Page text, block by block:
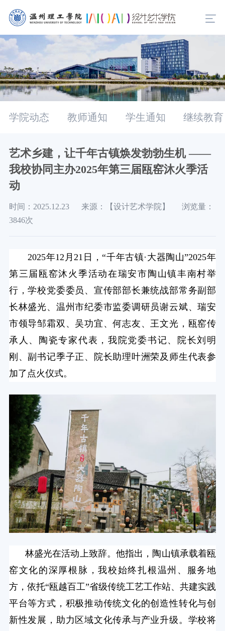
学院动态 教师通知 学生通知 继续教育
艺术乡建，让千年古镇焕发勃勃生机 ——
我校协同主办2025年第三届瓯窑沐火季活
动
时间：2025.12.23 来源：【设计艺术学院】 浏览量：
3846次
2025年12月21日，“千年古镇·大器陶山”2025年
第三届瓯窑沐火季活动在瑞安市陶山镇丰南村举
行，学校党委委员、宣传部部长兼统战部常务副部
长林盛光、温州市纪委市监委调研员谢云斌、瑞安
市领导邹霜双、吴功宜、何志友、王文光，瓯窑传
承人、陶瓷专家代表，我院党委书记、院长刘明
刚、副书记季子正、院长助理叶洲荣及师生代表参
加了点火仪式。
林盛光在活动上致辞。他指出，陶山镇承载着瓯
窑文化的深厚根脉，我校始终扎根温州、服务地
方，依托“瓯越百工”省级传统工艺工作站、共建实践
平台等方式，积极推动传统文化的创造性转化与创
新性发展，助力区域文化传承与产业升级。 学校将